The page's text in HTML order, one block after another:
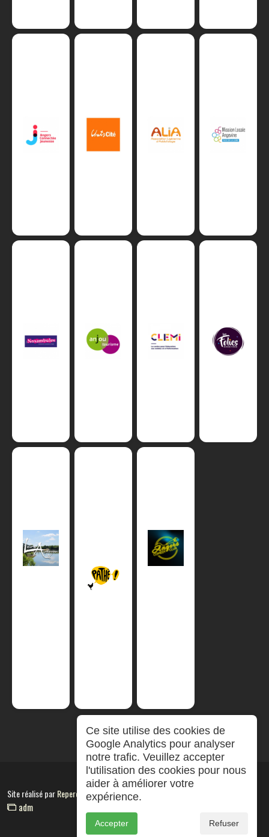
Site réalisé parRepereCom
adm
Ce site utilise des cookies de
Google Analytics pour analyser
notre trafic. Veuillez accepter
l'utilisation des cookies pour nous
aider à améliorer votre
expérience.
Accepter Refuser